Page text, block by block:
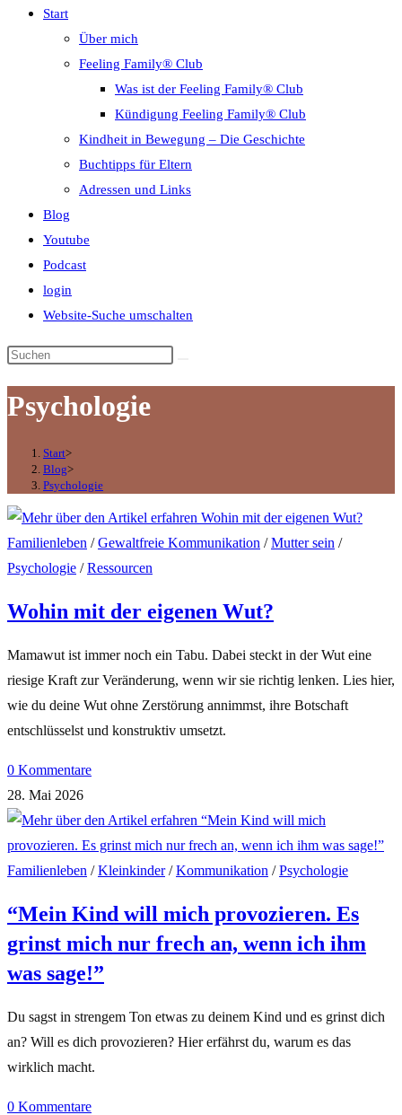
Start
Über mich
Feeling Family® Club
Was ist der Feeling Family® Club
Kündigung Feeling Family® Club
Kindheit in Bewegung – Die Geschichte
Buchtipps für Eltern
Adressen und Links
Blog
Youtube
Podcast
login
Website-Suche umschalten
Psychologie
Start>
Blog>
Psychologie
Familienleben /Gewaltfreie Kommunikation /Mutter sein /
Psychologie /Ressourcen
Wohin mit der eigenen Wut?
Mamawut ist immer noch ein Tabu. Dabei steckt in der Wut eine
riesige Kraft zur Veränderung, wenn wir sie richtig lenken. Lies hier,
wie du deine Wut ohne Zerstörung annimmst, ihre Botschaft
entschlüsselst und konstruktiv umsetzt.
0 Kommentare
28. Mai 2026
Familienleben /Kleinkinder/Kommunikation /Psychologie
“Mein Kind will mich provozieren. Es
grinst mich nur frech an, wenn ich ihm
was sage!”
Du sagst in strengem Ton etwas zu deinem Kind und es grinst dich
an? Will es dich provozieren? Hier erfährst du, warum es das
wirklich macht.
0 Kommentare